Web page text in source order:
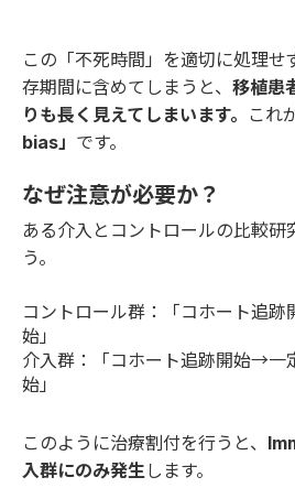
この「不死時間」を適切に処理せ
存期間に含めてしまうと、 移植患
りも長く見えてしまいます。
これ
bias」 です。
なぜ注意が必要か？
ある介入とコントロールの比較研
う。
コントロール群：「コホート追跡
始」
介入群：「コホート追跡開始→一
始」
このように治療割付を行うと、
入群にのみ発生します。